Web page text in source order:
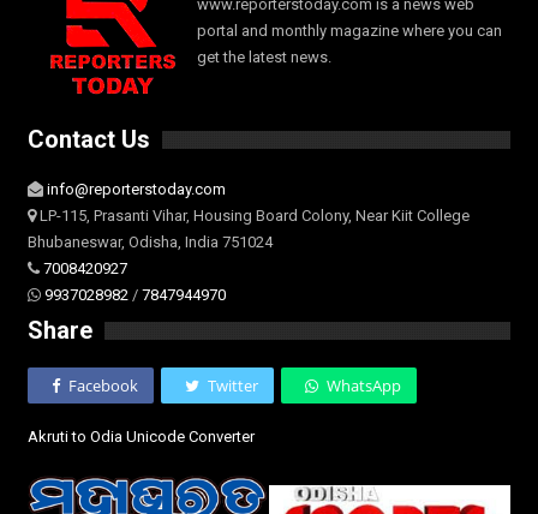
www.reporterstoday.com is a news web
portal and monthly magazine where you can
get the latest news.
Contact Us
info@reporterstoday.com
LP-115, Prasanti Vihar, Housing Board Colony, Near Kiit College
Bhubaneswar, Odisha, India 751024
7008420927
9937028982 / 7847944970
Share
Facebook Twitter WhatsApp
Akruti to Odia Unicode Converter